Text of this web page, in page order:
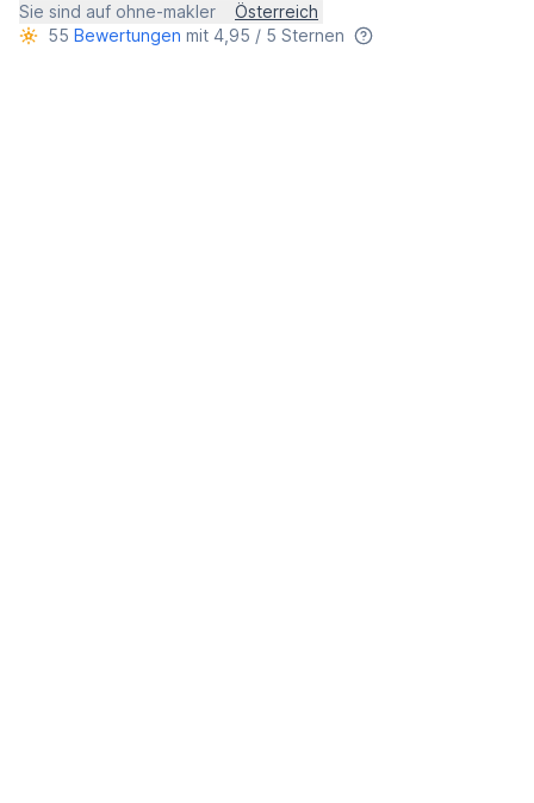
Sie sind auf ohne-makler
Österreich
55 Bewertungen mit 4,95 / 5 Sternen